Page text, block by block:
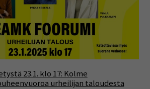
23.1. klo 17: Kolme
urheilijan taloudesta